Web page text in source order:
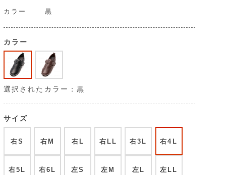
カラー 黒
カラー
選択されたカラー：黒
サイズ
右S 右M 右L 右LL 右3L 右4L
右5L 右6L 左S 左M 左L 左LL